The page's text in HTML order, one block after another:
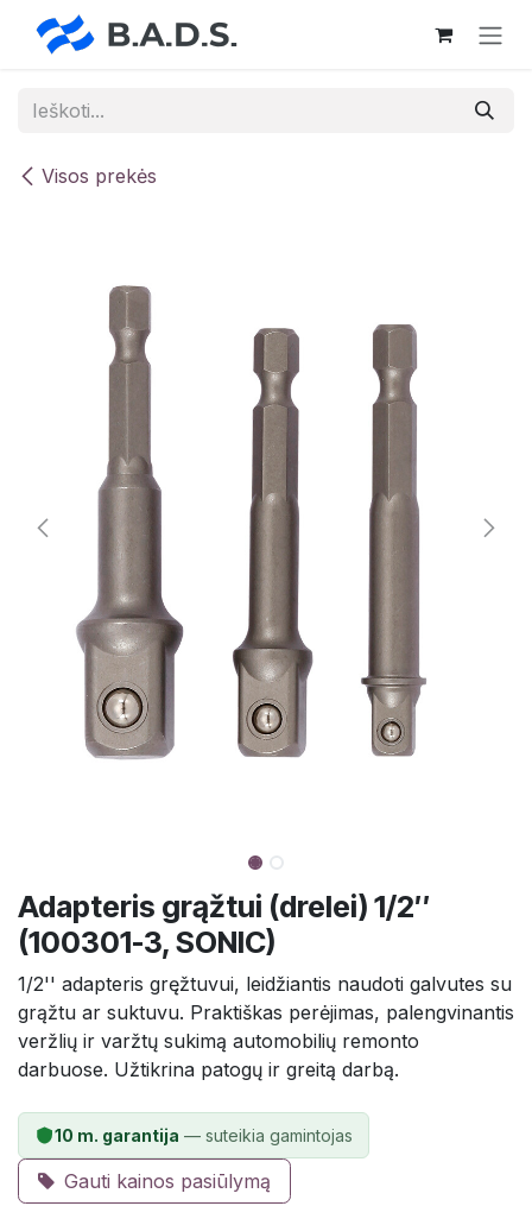
Skip to Content
Visos prekės
Adapteris grąžtui (drelei) 1/2″
(100301-3, SONIC)
1/2'' adapteris gręžtuvui, leidžiantis naudoti galvutes su
grąžtu ar suktuvu. Praktiškas perėjimas, palengvinantis
veržlių ir varžtų sukimą automobilių remonto
darbuose. Užtikrina patogų ir greitą darbą.
10 m. garantija — suteikia gamintojas
Gauti kainos pasiūlymą